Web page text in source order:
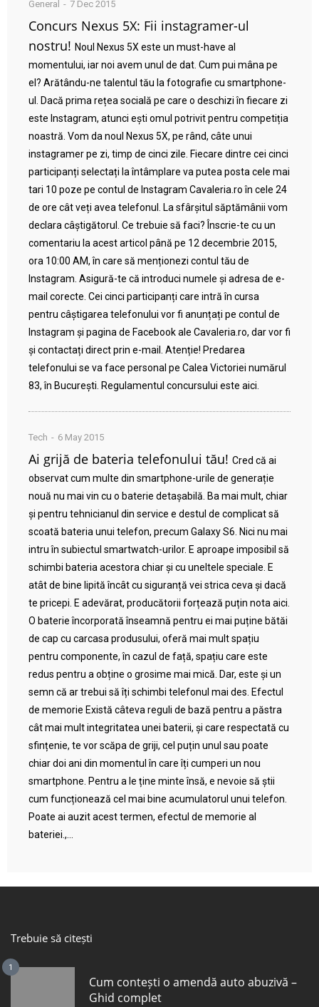
General 7 Dec 2015
Concurs Nexus 5X: Fii instagramer-ul
nostru! Noul Nexus 5X este un must-have al
momentului, iar noi avem unul de dat. Cum pui mâna pe
el? Arătându-ne talentul tău la fotografie cu smartphone-
ul. Dacă prima rețea socială pe care o deschizi în fiecare zi
este Instagram, atunci ești omul potrivit pentru competiția
noastră. Vom da noul Nexus 5X, pe rând, câte unui
instagramer pe zi, timp de cinci zile. Fiecare dintre cei cinci
participanți selectați la întâmplare va putea posta cele mai
tari 10 poze pe contul de Instagram Cavaleria.ro în cele 24
de ore cât veți avea telefonul. La sfârșitul săptămânii vom
declara câștigătorul. Ce trebuie să faci? Înscrie-te cu un
comentariu la acest articol până pe 12 decembrie 2015,
ora 10:00 AM, în care să menționezi contul tău de
Instagram. Asigură-te că introduci numele și adresa de e-
mail corecte. Cei cinci participanți care intră în cursa
pentru câștigarea telefonului vor fi anunțați pe contul de
Instagram și pagina de Facebook ale Cavaleria.ro, dar vor fi
și contactați direct prin e-mail. Atenție! Predarea
telefonului se va face personal pe Calea Victoriei numărul
83, în București. Regulamentul concursului este aici.
Tech 6 May 2015
Ai grijă de bateria telefonului tău! Cred că ai
observat cum multe din smartphone-urile de generație
nouă nu mai vin cu o baterie detașabilă. Ba mai mult, chiar
și pentru tehnicianul din service e destul de complicat să
scoată bateria unui telefon, precum Galaxy S6. Nici nu mai
intru în subiectul smartwatch-urilor. E aproape imposibil să
schimbi bateria acestora chiar și cu uneltele speciale. E
atât de bine lipită încât cu siguranță vei strica ceva și dacă
te pricepi. E adevărat, producătorii forțează puțin nota aici.
O baterie încorporată înseamnă pentru ei mai puține bătăi
de cap cu carcasa produsului, oferă mai mult spațiu
pentru componente, în cazul de față, spațiu care este
redus pentru a obține o grosime mai mică. Dar, este și un
semn că ar trebui să îți schimbi telefonul mai des. Efectul
de memorie Există câteva reguli de bază pentru a păstra
cât mai mult integritatea unei baterii, și care respectată cu
sfințenie, te vor scăpa de griji, cel puțin unul sau poate
chiar doi ani din momentul în care îți cumperi un nou
smartphone. Pentru a le ține minte însă, e nevoie să știi
cum funcționează cel mai bine acumulatorul unui telefon.
Poate ai auzit acest termen, efectul de memorie al
bateriei.,...
Trebuie să citești
1
Cum contești o amendă auto abuzivă –
Ghid complet